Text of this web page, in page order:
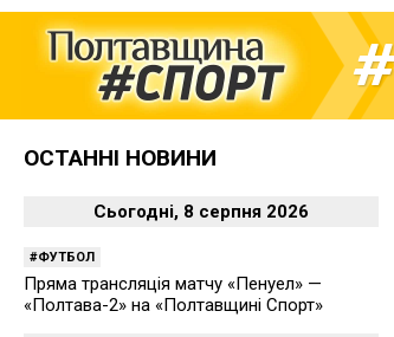
ОСТАННІ НОВИНИ
Сьогодні, 8 серпня 2026
ФУТБОЛ
Пряма трансляція матчу «Пенуел» —
«Полтава-2» на «Полтавщині Спорт»